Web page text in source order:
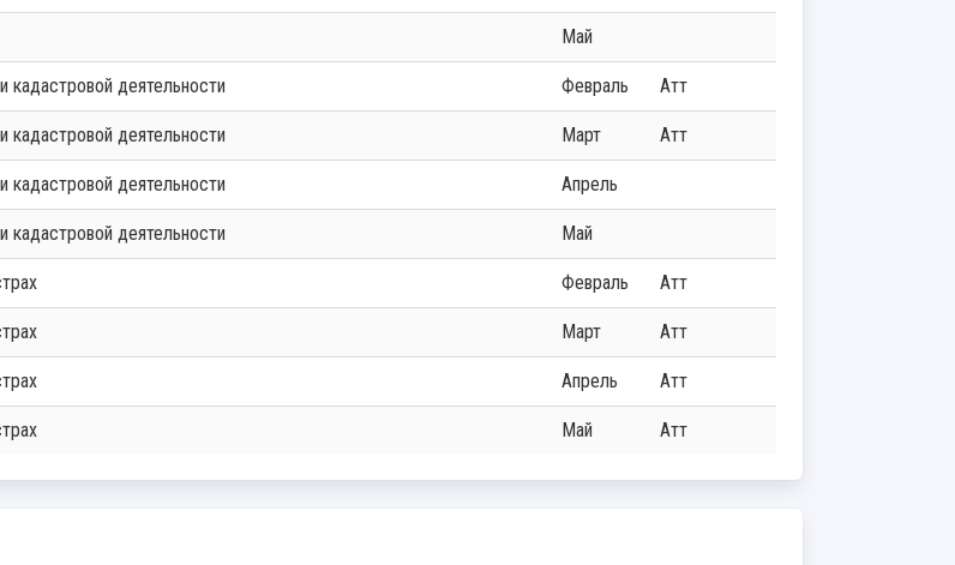
Май
кадастровой деятельности Февраль Атт
кадастровой деятельности Март Атт
кадастровой деятельности Апрель
кадастровой деятельности Май
Февраль Атт
Март Атт
Апрель Атт
Май Атт